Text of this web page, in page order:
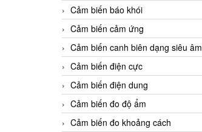
Cảm biến báo khói
Cảm biến cảm ứng
Cảm biến canh biên dạng siêu âm
Cảm biến điện cực
Cảm biến điện dung
Cảm biến đo độ ẩm
Cảm biến đo khoảng cách